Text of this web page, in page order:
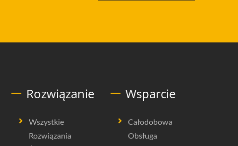
Rozwiązanie
Wszystkie
Rozwiązania
Wsparcie
Całodobowa
Obsługa